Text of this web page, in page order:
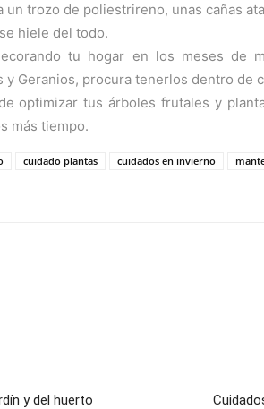
un trozo de poliestrireno, unas cañas
hiele del todo.
tu hogar en los meses de
y Geranios, procura tenerlos dentro de
optimizar tus árboles frutales y
más tiempo.
cuidado plantas cuidados en invierno
y del huerto